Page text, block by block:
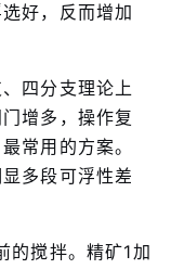
好，反而增加
四分支理论上
增多，操作复
常用的方案。
多段可浮性差
的搅拌。精矿1加